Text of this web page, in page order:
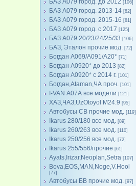
БАЗ А079 город. до 2012 [106]
БАЗ А079 город. 2013-14 [82]
БАЗ А079 город. 2015-16 [81]
БАЗ А079 город. с 2017 [125]
БАЗ А079.20/23/24/25/33 [106]
БАЗ, Эталон прочие мод. [72]
Богдан А069/А091/А20* [71]
Богдан А0920* до 2013 [82]
Богдан А0920* с 2014 г. [101]
Богдан,Ataman,ЧА проч. [101]
I-VAN А07А все модели [121]
ХАЗ,ЧАЗ,UzOtoyol M24.9 [95]
Автобусы СВ прочие мод. [119]
Ikarus 280/180 все мод. [89]
Ikarus 260/263 все мод. [110]
Ikarus 250/256 все мод. [72]
Ikarus 255/556/прочие [61]
Ayats,Irizar,Neoplan,Setra [107]
Bova,EOS,MAN,Noge,V.Hool
[77]
Автобусы БВ прочие мод. [97]